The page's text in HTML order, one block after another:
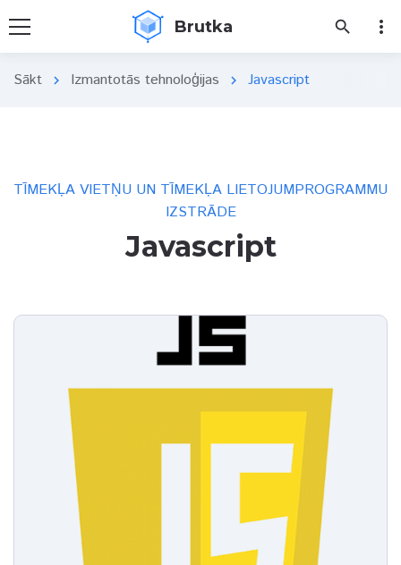
Brutka search more_vert
Sākt chevron_right Izmantotās tehnoloģijas chevron_right Javascript
TĪMEKĻA VIETŅU UN TĪMEKĻA LIETOJUMPROGRAMMU
IZSTRĀDE
Javascript